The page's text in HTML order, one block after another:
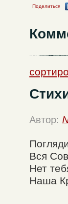
Поделиться
Автор:
Вся
Нет
Наша